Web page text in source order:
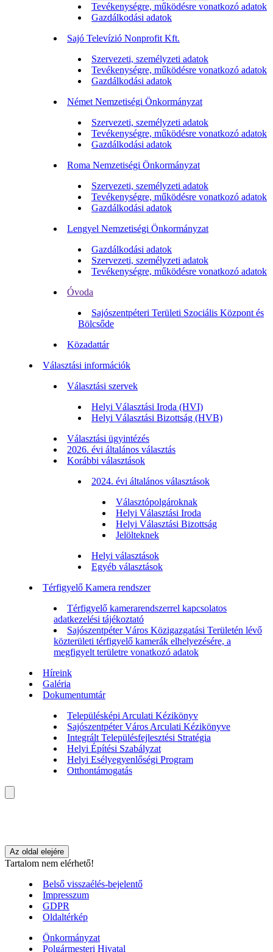
Tevékenységre, működésre vonatkozó adatok
Gazdálkodási adatok
Sajó Televízió Nonprofit Kft.
Szervezeti, személyzeti adatok
Tevékenységre, működésre vonatkozó adatok
Gazdálkodási adatok
Német Nemzetiségi Önkormányzat
Szervezeti, személyzeti adatok
Tevékenységre, működésre vonatkozó adatok
Gazdálkodási adatok
Roma Nemzetiségi Önkormányzat
Szervezeti, személyzeti adatok
Tevékenységre, működésre vonatkozó adatok
Gazdálkodási adatok
Lengyel Nemzetiségi Önkormányzat
Gazdálkodási adatok
Szervezeti, személyzeti adatok
Tevékenységre, működésre vonatkozó adatok
Óvoda
Sajószentpéteri Területi Szociális Központ és
Bölcsőde
Közadattár
Választási információk
Választási szervek
Helyi Választási Iroda (HVI)
Helyi Választási Bizottság (HVB)
Választási ügyintézés
2026. évi általános választás
Korábbi választások
2024. évi általános választások
Választópolgároknak
Helyi Választási Iroda
Helyi Választási Bizottság
Jelölteknek
Helyi választások
Egyéb választások
Térfigyelő Kamera rendszer
Térfigyelő kamerarendszerrel kapcsolatos
adatkezelési tájékoztató
Sajószentpéter Város Közigazgatási Területén lévő
közterületi térfigyelő kamerák elhelyezésére, a
megfigyelt területre vonatkozó adatok
Híreink
Galéria
Dokumentumtár
Településképi Arculati Kézikönyv
Sajószentpéter Város Arculati Kézikönyve
Integrált Településfejlesztési Stratégia
Helyi Építési Szabályzat
Helyi Esélyegyenlőségi Program
Otthontámogatás
Az oldal elejére
Tartalom nem elérhető!
Belső visszaélés-bejelentő
Impresszum
GDPR
Oldaltérkép
Önkormányzat
Polgármesteri Hivatal